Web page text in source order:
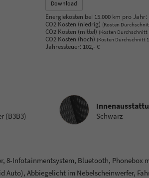
Download
Energiekosten bei 15.000 km pro Jahr:
CO2 Kosten (niedrig) (Kosten
CO2 Kosten (mittel) (Kosten Durchschnitt
CO2 Kosten (hoch) (Kosten Durchschnitt
Jahressteuer: 102,- €
(B3B3)
Innenausstattung
Schwarz
8-Infotainmentsystem, Bluetooth, Phonebox
Auto), Abbiegelicht im Nebelscheinwerfer,